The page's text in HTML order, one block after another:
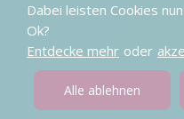
Dabei leisten Cookies
Ok?
Entdecke mehr oder
Alle ablehnen